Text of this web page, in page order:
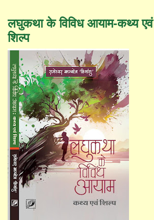
लघुकथा के विविध आयाम-कथ्य एवं
शिल्प